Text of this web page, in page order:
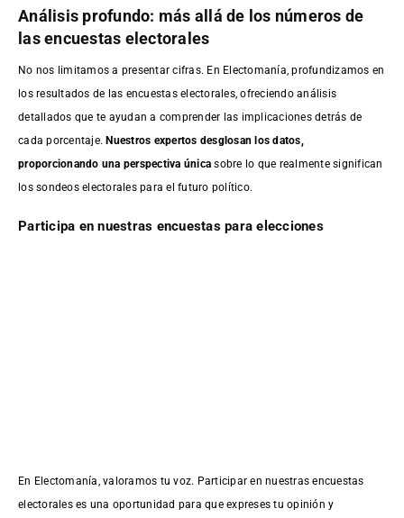
Análisis profundo: más allá de los números de
las encuestas electorales
No nos limitamos a presentar cifras. En Electomanía, profundizamos en
los resultados de las encuestas electorales, ofreciendo análisis
detallados que te ayudan a comprender las implicaciones detrás de
cada porcentaje.Nuestros expertos desglosan los datos,
proporcionando una perspectiva única sobre lo que realmente significan
los sondeos electorales para el futuro político.
Participa en nuestras encuestas para elecciones
En Electomanía, valoramos tu voz. Participar en nuestras encuestas
electorales es una oportunidad para que expreses tu opinión y